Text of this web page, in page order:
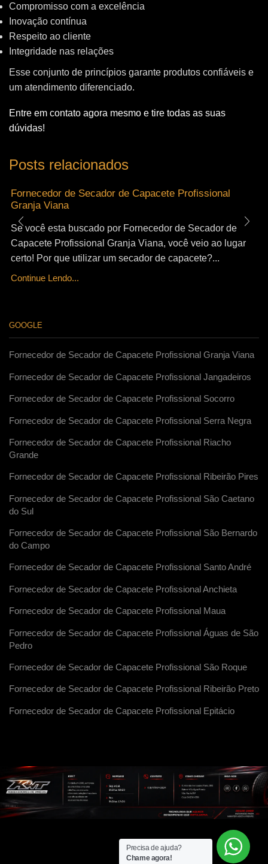
Compromisso com a excelência
Inovação contínua
Respeito ao cliente
Integridade nas relações
Esse conjunto de princípios garante produtos confiáveis e
um atendimento diferenciado.
Entre em contato agora mesmo e tire todas as suas
dúvidas!
Posts relacionados
Fornecedor de Secador de Capacete Profissional
Granja Viana
Se você esta buscado por Fornecedor de Secador de
Capacete Profissional Granja Viana, você veio ao lugar
certo! Por que utilizar um secador de capacete?...
Continue Lendo...
GOOGLE
Fornecedor de Secador de Capacete Profissional Granja Viana
Fornecedor de Secador de Capacete Profissional Jangadeiros
Fornecedor de Secador de Capacete Profissional Socorro
Fornecedor de Secador de Capacete Profissional Serra Negra
Fornecedor de Secador de Capacete Profissional Riacho
Grande
Fornecedor de Secador de Capacete Profissional Ribeirão Pires
Fornecedor de Secador de Capacete Profissional São Caetano
do Sul
Fornecedor de Secador de Capacete Profissional São Bernardo
do Campo
Fornecedor de Secador de Capacete Profissional Santo André
Fornecedor de Secador de Capacete Profissional Anchieta
Fornecedor de Secador de Capacete Profissional Maua
Fornecedor de Secador de Capacete Profissional Águas de São
Pedro
Fornecedor de Secador de Capacete Profissional São Roque
Fornecedor de Secador de Capacete Profissional Ribeirão Preto
Fornecedor de Secador de Capacete Profissional Epitácio
Precisa de ajuda?
Chame agora!